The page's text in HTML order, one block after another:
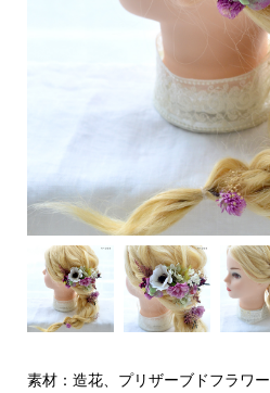
素材：造花、プリザーブドフラワー